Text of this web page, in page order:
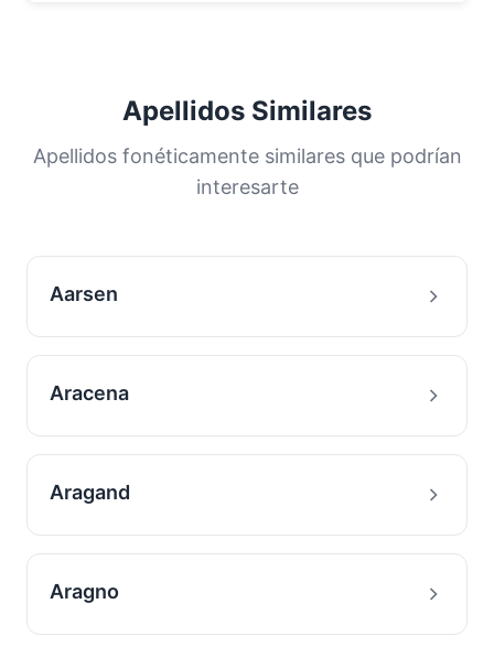
Apellidos Similares
Apellidos fonéticamente similares que podrían
interesarte
Aarsen
Aracena
Aragand
Aragno